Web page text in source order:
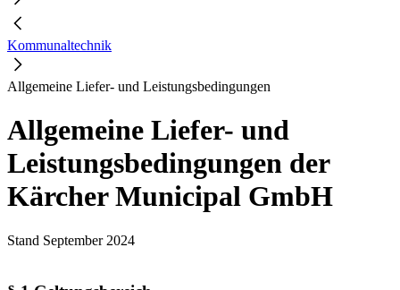
Kommunaltechnik
Allgemeine Liefer- und Leistungsbedingungen
Allgemeine Liefer- und
Leistungsbedingungen der
Kärcher Municipal GmbH
Stand September 2024